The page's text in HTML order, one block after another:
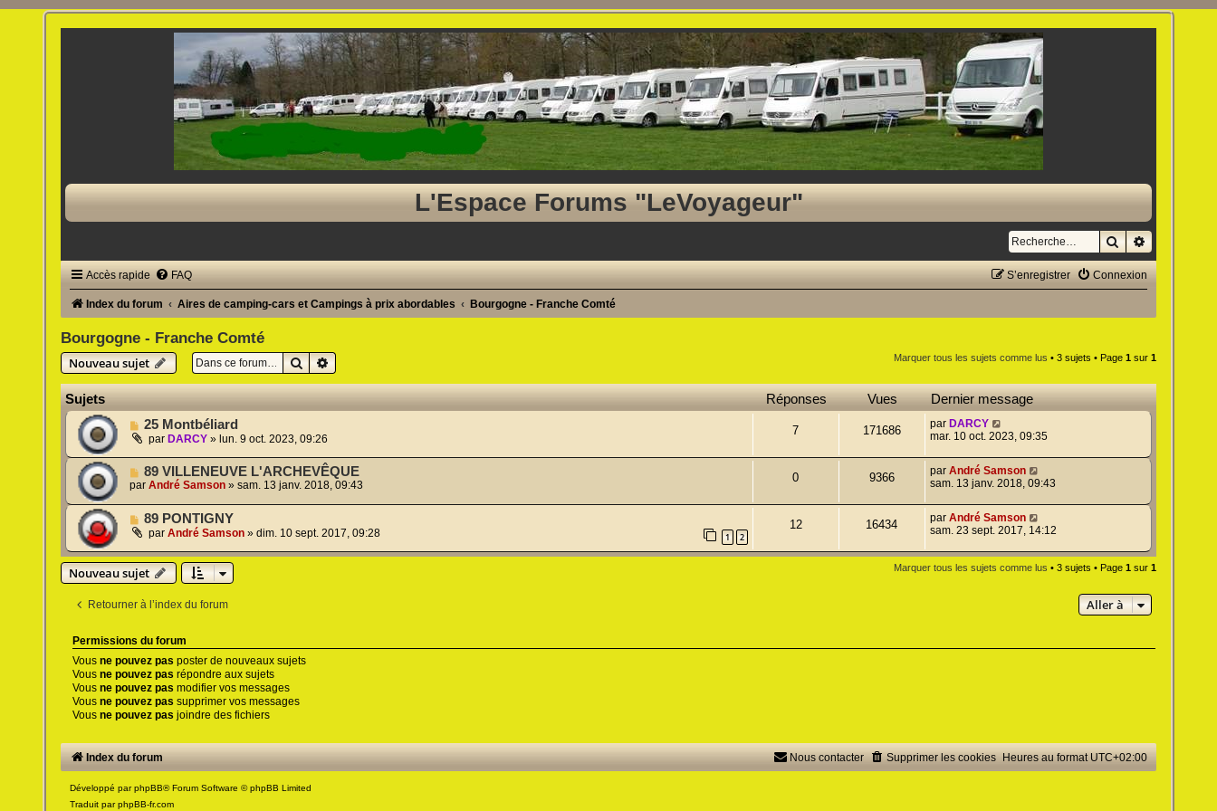
L'Espace Forums "LeVoyageur"
RechercherRecherche
Accès rapide FAQ Connexion
S’enregistrer
Index du forum Aires de camping-cars et Campings à prix abordables Bourgogne - Franche Comté
Bourgogne - Franche Comté
Nouveau sujet
RechercherRecherche avancée Marquer tous les sujets comme lus • 3 sujets • Page 1sur 1
Sujets Réponses Vues Dernier message
25 Montbéliard
par DARCY » lun. 9 oct. 2023, 09:26
7 171686 par DARCY
mar. 10 oct. 2023, 09:35
89 VILLENEUVE L'ARCHEVÊQUE
parAndré Samson »sam. 13 janv. 2018, 09:43
0 9366 par André Samson
sam. 13 janv. 2018, 09:43
89 PONTIGNY
parAndré Samson »dim. 10 sept. 2017, 09:28 1 2
12 16434 par André Samson
sam. 23 sept. 2017, 14:12
Nouveau sujet Marquer tous les sujets comme lus • 3 sujets • Page 1sur 1
Retourner à l’index du forum Aller à
Permissions du forum
Vousne pouvez pas poster de nouveaux sujets
Vousne pouvez pas répondre aux sujets
Vousne pouvez pas modifier vos messages
Vousne pouvez pas supprimer vos messages
Vousne pouvez pas joindre des fichiers
Index du forum Heures au format UTC+02:00
Supprimer les cookies
Nous contacter
Développé parphpBB® Forum Software © phpBB Limited
Traduit parphpBB-fr.com